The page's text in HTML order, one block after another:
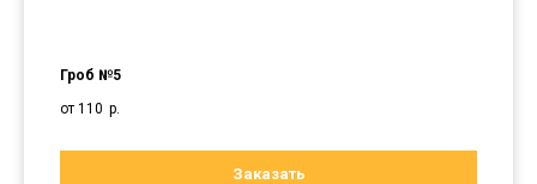
Гроб №5
от 110 р.
Заказать